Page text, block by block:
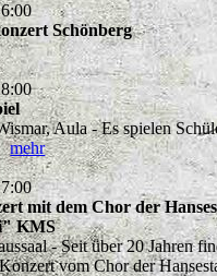
Schönberg
Aula - Es spielen
mehr
mit dem Chor der
KMS
- Seit über 20 Jahren
vom Chor der